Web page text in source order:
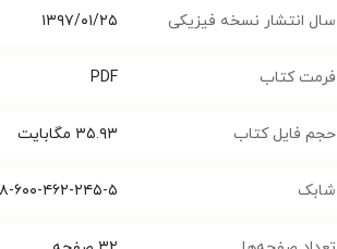
سال انتشار نسخه فیزیکی ۱۳۹۷/۰۱/۲۵
فرمت کتاب PDF
حجم فایل کتاب ۳۵.۹۳ مگابایت
شابک ۹۷۸-۶۰۰-۴۶۲-